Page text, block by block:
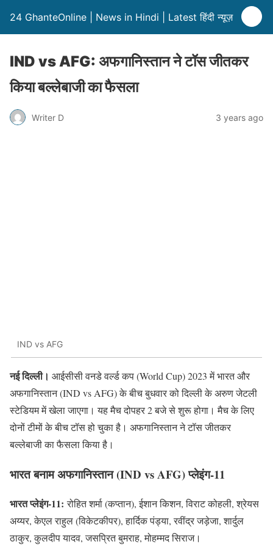
24 GhanteOnline | News in Hindi | Latest हिंदी न्यूज़
IND vs AFG: अफगानिस्तान ने टॉस जीतकर
किया बल्लेबाजी का फैसला
Writer D 3 years ago
IND vs AFG
नई दिल्ली। आईसीसी वनडे वर्ल्ड कप (World Cup) 2023 में भारत और
अफगानिस्तान (IND vs AFG) के बीच बुधवार को दिल्ली के अरुण जेटली
स्टेडियम में खेला जाएगा। यह मैच दोपहर 2 बजे से शुरू होगा। मैच के लिए
दोनों टीमों के बीच टॉस हो चुका है। अफगानिस्तान ने टॉस जीतकर
बल्लेबाजी का फैसला किया है।
भारत बनाम अफगानिस्तान (IND vs AFG) प्लेइंग-11
भारत प्लेइंग-11:रोहित शर्मा (कप्तान), ईशान किशन, विराट कोहली, श्रेयस
अय्यर, केएल राहुल (विकेटकीपर), हार्दिक पंड्या, रवींद्र जड़ेजा, शार्दुल
ठाकुर, कुलदीप यादव, जसप्रित बुमराह, मोहम्मद सिराज।